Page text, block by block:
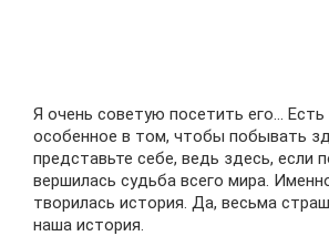
Я очень советую посетить его…
особенное в том, чтобы побывать
представьте себе, ведь здесь, если
вершилась судьба всего мира.
творилась история. Да, весьма
наша история.